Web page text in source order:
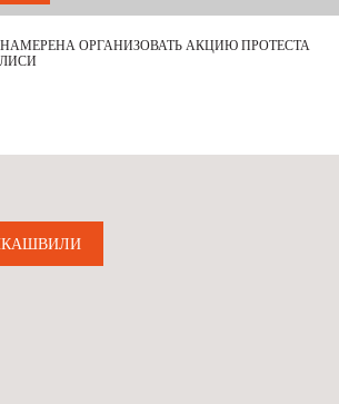
НАМЕРЕНА ОРГАНИЗОВАТЬ АКЦИЮ ПРОТЕСТА